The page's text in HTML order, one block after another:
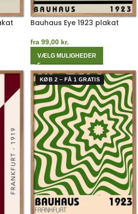
Bauhaus Eye 1923 plakat
fra 99,00 kr.
VÆLG MULIGHEDER
KØB 2 – FÅ 1 GRATIS